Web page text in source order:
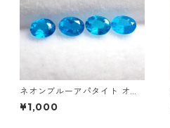
ネオンブルーアパタイト オー
バルカット 0.15ct前後 4x3m
m
¥1,000